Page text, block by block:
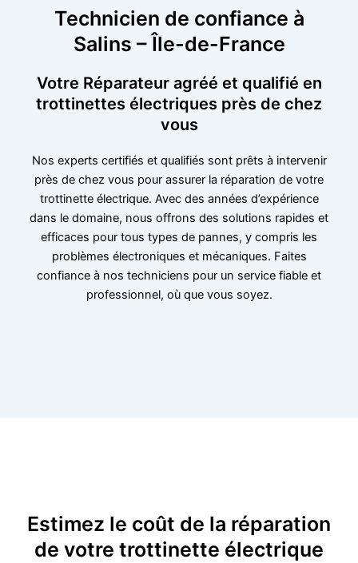
Technicien de confiance à
Salins – Île-de-France
Votre Réparateur agréé et qualifié en
trottinettes électriques près de chez
vous
Nos experts certifiés et qualifiés sont prêts à intervenir
près de chez vous pour assurer la réparation de votre
trottinette électrique. Avec des années d’expérience
dans le domaine, nous offrons des solutions rapides et
efficaces pour tous types de pannes, y compris les
problèmes électroniques et mécaniques. Faites
confiance à nos techniciens pour un service fiable et
professionnel, où que vous soyez.
Estimez le coût de la réparation
de votre trottinette électrique